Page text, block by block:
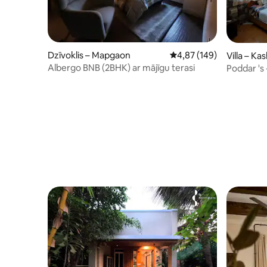
Dzīvoklis – Mapgaon Vidējais vērtējums:
4,87 (149)
Albergo BNB (2BHK) ar mājīgu terasi
Villa –
Poddar